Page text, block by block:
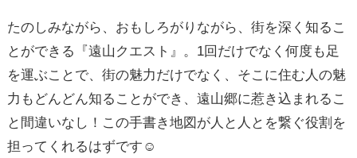
たのしみながら、おもしろがりながら、街を深く知るこ
とができる『遠山クエスト』。1回だけでなく何度も足
を運ぶことで、街の魅力だけでなく、そこに住む人の魅
力もどんどん知ることができ、遠山郷に惹き込まれるこ
と間違いなし！この手書き地図が人と人とを繋ぐ役割を
担ってくれるはずです☺︎